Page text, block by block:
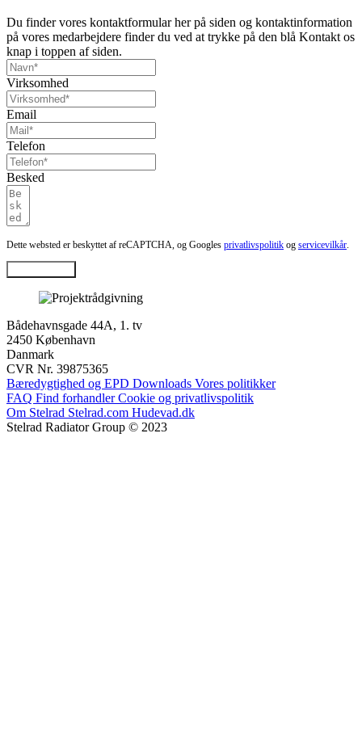
Du finder vores kontaktformular her på siden og kontaktinformation
på vores medarbejdere finder du ved at trykke på den blå Kontakt os
knap i toppen af siden.
Virksomhed
Email
Telefon
Besked
Dette websted er beskyttet af reCAPTCHA, og Googles privatlivspolitik og servicevilkår.
Bådehavnsgade 44A, 1. tv
2450 København
Danmark
CVR Nr. 39875365
Bæredygtighed og EPD Downloads Vores politikker
FAQ Find forhandlerCookie og privatlivspolitik
Om Stelrad Stelrad.com Hudevad.dk
Stelrad Radiator Group © 2023